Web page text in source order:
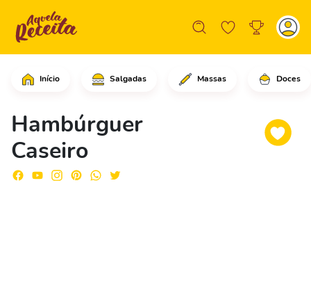
Início Salgadas Massas Doces
Hambúrguer
Caseiro
Comece ralando as batatas e